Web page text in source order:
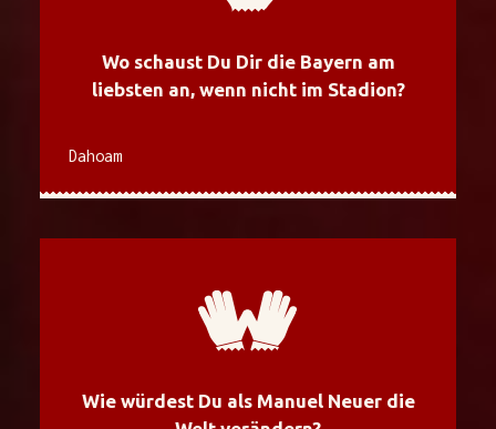
Wo schaust Du Dir die Bayern am
liebsten an, wenn nicht im Stadion?
Dahoam
Wie würdest Du als Manuel Neuer die